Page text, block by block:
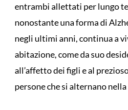
entrambi allettati per lungo
nonostante una forma di
negli ultimi anni, continua a
abitazione, come da suo
all’affetto dei figli e al
persone che si alternano nella